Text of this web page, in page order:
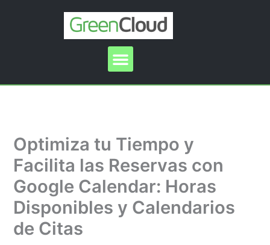
Menu
Optimiza tu Tiempo y
Facilita las Reservas con
Google Calendar: Horas
Disponibles y Calendarios
de Citas